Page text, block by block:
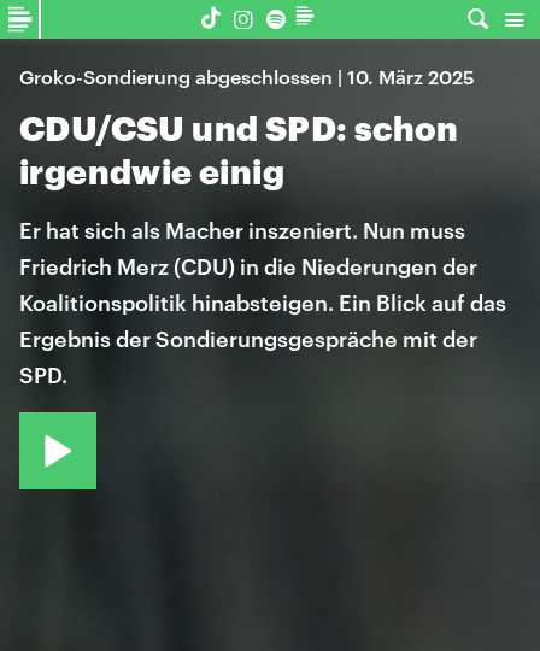
Groko-Sondierung abgeschlossen | 10. März 2025
CDU/CSU und SPD: schon
irgendwie einig
Er hat sich als Macher inszeniert. Nun muss
Friedrich Merz (CDU) in die Niederungen der
Koalitionspolitik hinabsteigen. Ein Blick auf das
Ergebnis der Sondierungsgespräche mit der
SPD.